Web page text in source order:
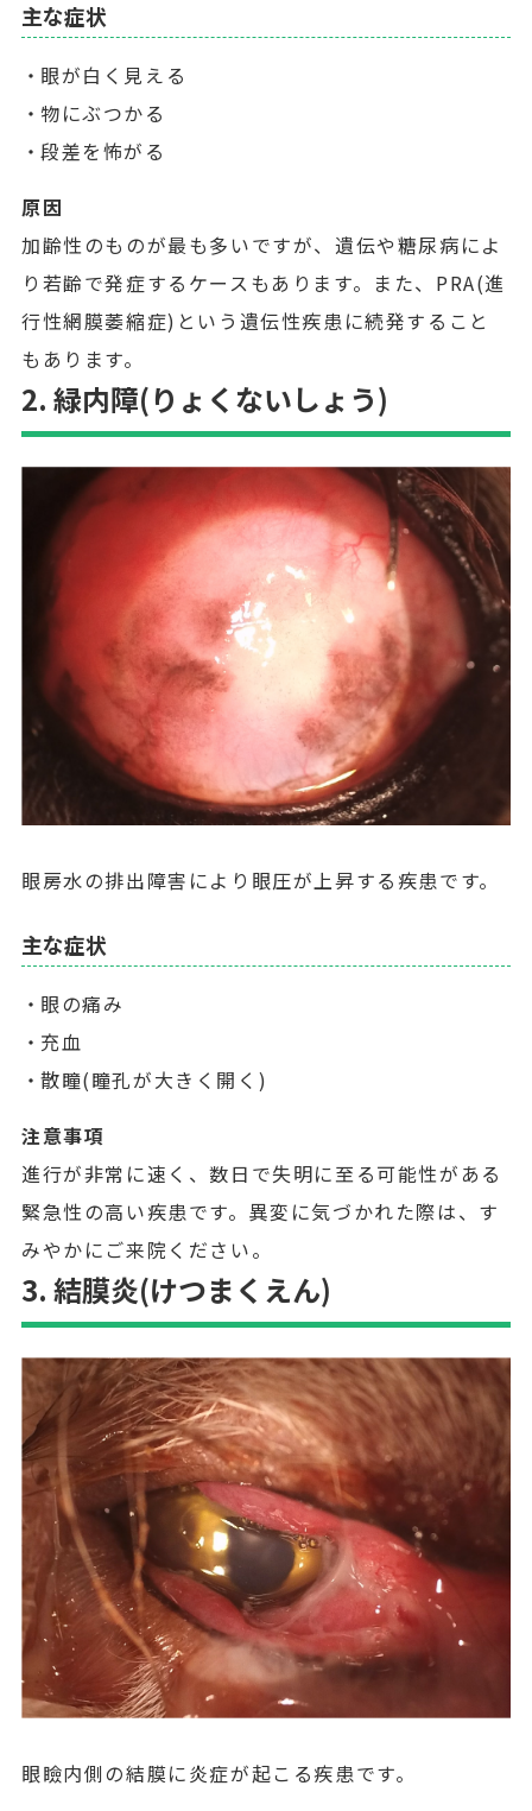
主な症状
眼が白く見える
物にぶつかる
段差を怖がる
原因
加齢性のものが最も多いですが、遺伝や糖尿病によ
り若齢で発症するケースもあります。また、PRA(進
行性網膜萎縮症)という遺伝性疾患に続発すること
もあります。
2. 緑内障(りょくないしょう)
眼房水の排出障害により眼圧が上昇する疾患です。
主な症状
眼の痛み
充血
散瞳(瞳孔が大きく開く)
注意事項
進行が非常に速く、数日で失明に至る可能性がある
緊急性の高い疾患です。異変に気づかれた際は、す
みやかにご来院ください。
3. 結膜炎(けつまくえん)
眼瞼内側の結膜に炎症が起こる疾患です。